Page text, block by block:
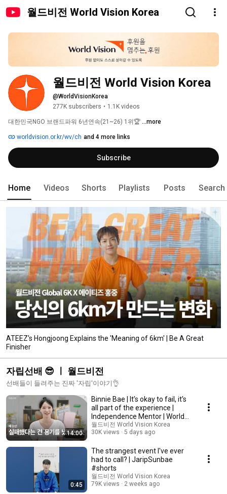
월드비전 World Vision Korea
월드비전 World Vision Korea
@WorldVisionKorea
277K subscribers • 1.1K videos
대한민국NGO 브랜드파워 6년연속(21~26) 1위🏆 ...more
worldvision.or.kr/wv/ch and 4 more links
Subscribe
Home Videos Shorts Playlists Posts Search
ATEEZ's Hongjoong Explains the 'Meaning of 6km' | Be A Great
Finisher
자립선배 😎 ㅣ 월드비전
선배들이 들려주는 진짜 '자립'이야기👌
14:00
Binnie Bae | It’s okay to fail, it’s
all part of the experience |
Independence Mentor | World
Vision
월드비전 World Vision Korea
30K views
5 days ago
0:45
The strangest event I've ever
had to call? | JaripSunbae
#shorts
월드비전 World Vision Korea
79K views
2 weeks ago